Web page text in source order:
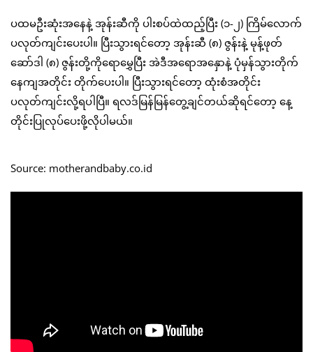
ပထမဦးဆုံးအနေနဲ့ အုန်းဆီကို ပါးစပ်ထဲထည့်ပြီး (၁-၂) ကြိမ်လောက်
ပလုတ်ကျင်းပေးပါ။ ပြီးသွားရင်တော့ အုန်းဆီ (၈) ဇွန်းနဲ့ မုန့်ဖုတ်
ဆော်ဒါ (၈) ဇွန်းတို့ကိုရောမွှေပြီး အဲဒီအရောအနှောနဲ့ ပုံမှန်သွားတိုက်
နေကျအတိုင်း တိုက်ပေးပါ။ ပြီးသွားရင်တော့ ထုံးစံအတိုင်း
ပလုတ်ကျင်းလို့ရပါပြီ။ ရလဒ်မြန်မြန်တွေ့ချင်တယ်ဆိုရင်တော့ နေ့
တိုင်းပြုလုပ်ပေးဖို့လိုပါမယ်။
Source: motherandbaby.co.id